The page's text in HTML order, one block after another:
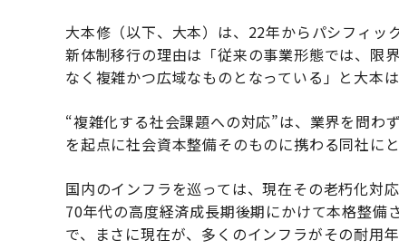
大本修（以下、大本）は、22年からパシフィッ
新体制移行の理由は「従来の事業形態では、限
なく複雑かつ広域なものとなっている」と大本は
“複雑化する社会課題への対応”は、業界を問わ
を起点に社会資本整備そのものに携わる同社に
国内のインフラを巡っては、現在その老朽化対
70年代の高度経済成長期後期にかけて本格整
で、まさに現在が、多くのインフラがその耐用